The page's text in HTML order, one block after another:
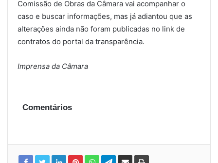
Comissão de Obras da Câmara vai acompanhar o
caso e buscar informações, mas já adiantou que as
alterações ainda não foram publicadas no link de
contratos do portal da transparência.
Imprensa da Câmara
Comentários